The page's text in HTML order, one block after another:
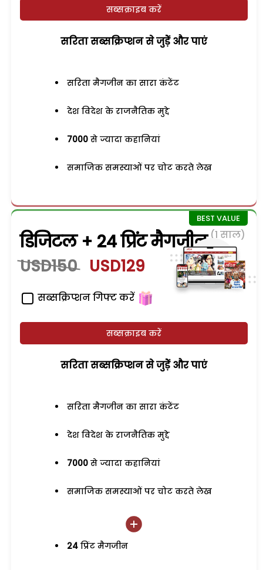
सब्सक्राइब करें
सरिता सब्सक्रिप्शन से जुड़ेें और पाएं
सरिता मैगजीन का सारा कंटेंट
देश विदेश के राजनैतिक मुद्दे
7000 से ज्यादा कहानियां
समाजिक समस्याओं पर चोट करते लेख
डिजिटल + 24 प्रिंट मैगजीन (1 साल)
USD150 USD129
सब्सक्रिप्शन गिफ्ट करें
सब्सक्राइब करें
सरिता सब्सक्रिप्शन से जुड़ेें और पाएं
सरिता मैगजीन का सारा कंटेंट
देश विदेश के राजनैतिक मुद्दे
7000 से ज्यादा कहानियां
समाजिक समस्याओं पर चोट करते लेख
24 प्रिंट मैगजीन